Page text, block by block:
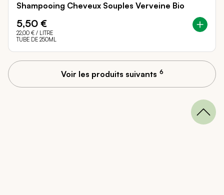
Shampooing Cheveux Souples Verveine Bio
5,50 €
22,00 € / LITRE
TUBE DE 250ML
Voir les produits suivants 6